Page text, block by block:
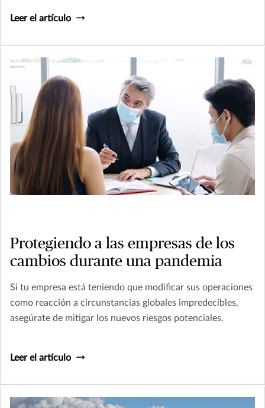
Leer el artículo
Protegiendo a las empresas de los
cambios durante una pandemia
Si tu empresa está teniendo que modificar sus operaciones
como reacción a circunstancias globales impredecibles,
asegúrate de mitigar los nuevos riesgos potenciales.
Leer el artículo